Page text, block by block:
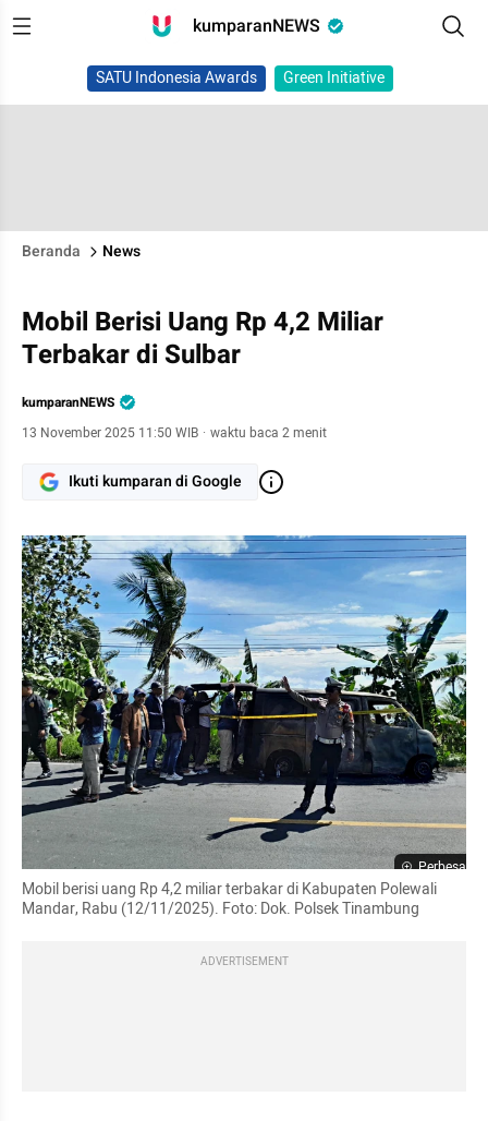
kumparanNEWS
SATU Indonesia Awards Green Initiative
Beranda News
Mobil Berisi Uang Rp 4,2 Miliar
Terbakar di Sulbar
kumparanNEWS
13 November 2025 11:50 WIB · waktu baca 2 menit
Ikuti kumparan di Google
Perbesar
Mobil berisi uang Rp 4,2 miliar terbakar di Kabupaten Polewali
Mandar, Rabu (12/11/2025). Foto: Dok. Polsek Tinambung
ADVERTISEMENT